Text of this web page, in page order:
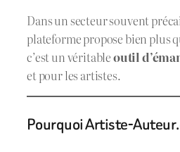
Dans un secteur souvent
plateforme propose bien plus
c’est un véritableoutil
et pour les artistes.
Pourquoi Artiste-